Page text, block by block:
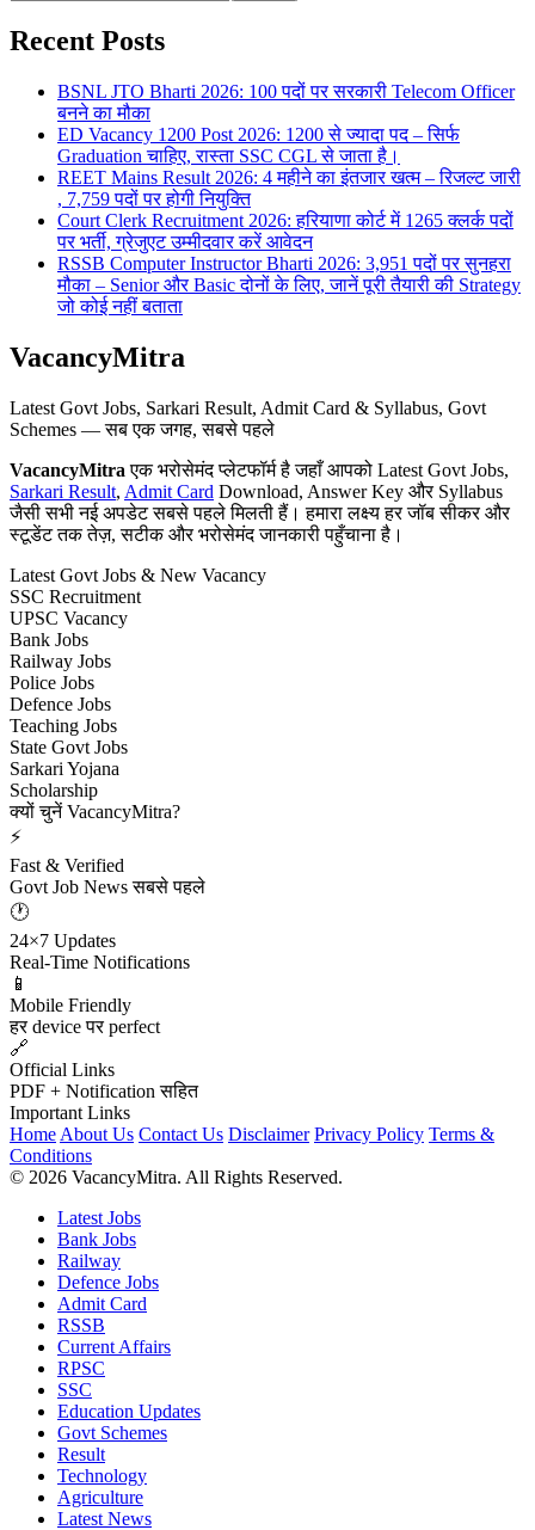
Recent Posts
BSNL JTO Bharti 2026: 100 पदों पर सरकारी Telecom Officer
बनने का मौका
ED Vacancy 1200 Post 2026: 1200 से ज्यादा पद – सिर्फ
Graduation चाहिए, रास्ता SSC CGL से जाता है।
REET Mains Result 2026: 4 महीने का इंतजार खत्म – रिजल्ट जारी
, 7,759 पदों पर होगी नियुक्ति
Court Clerk Recruitment 2026: हरियाणा कोर्ट में 1265 क्लर्क पदों
पर भर्ती, ग्रेजुएट उम्मीदवार करें आवेदन
RSSB Computer Instructor Bharti 2026: 3,951 पदों पर सुनहरा
मौका – Senior और Basic दोनों के लिए, जानें पूरी तैयारी की Strategy
जो कोई नहीं बताता
VacancyMitra
Latest Govt Jobs, Sarkari Result, Admit Card & Syllabus, Govt
Schemes — सब एक जगह, सबसे पहले
VacancyMitra एक भरोसेमंद प्लेटफॉर्म है जहाँ आपको Latest Govt Jobs,
Sarkari Result, Admit Card Download, Answer Key और Syllabus
जैसी सभी नई अपडेट सबसे पहले मिलती हैं। हमारा लक्ष्य हर जॉब सीकर और
स्टूडेंट तक तेज़, सटीक और भरोसेमंद जानकारी पहुँचाना है।
Latest Govt Jobs & New Vacancy
SSC Recruitment
UPSC Vacancy
Bank Jobs
Railway Jobs
Police Jobs
Defence Jobs
Teaching Jobs
State Govt Jobs
Sarkari Yojana
Scholarship
क्यों चुनें VacancyMitra?
⚡
Fast & Verified
Govt Job News सबसे पहले
🕐
24×7 Updates
Real-Time Notifications
📱
Mobile Friendly
हर device पर perfect
🔗
Official Links
PDF + Notification सहित
Important Links
Home About Us Contact Us Disclaimer Privacy Policy Terms &
Conditions
© 2026 VacancyMitra. All Rights Reserved.
Latest Jobs
Bank Jobs
Railway
Defence Jobs
Admit Card
RSSB
Current Affairs
RPSC
SSC
Education Updates
Govt Schemes
Result
Technology
Agriculture
Latest News